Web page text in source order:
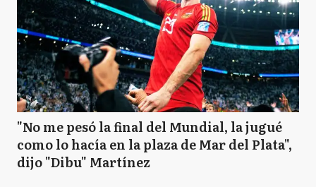
"No me pesó la final del Mundial, la jugué
como lo hacía en la plaza de Mar del Plata",
dijo "Dibu" Martínez